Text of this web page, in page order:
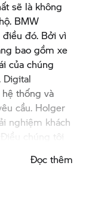
sẽ là không
BMW
điều đó. Bởi vì
bao gồm xe
của chúng
Digital
thống và
cầu. Holger
nghiệm khách
chúng tôi
của mẫuĐọc thêm